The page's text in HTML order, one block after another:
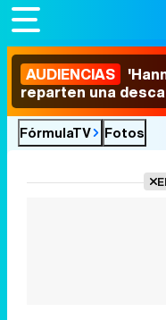
AUDIENCIAS
reparten una
FórmulaTV Fotos